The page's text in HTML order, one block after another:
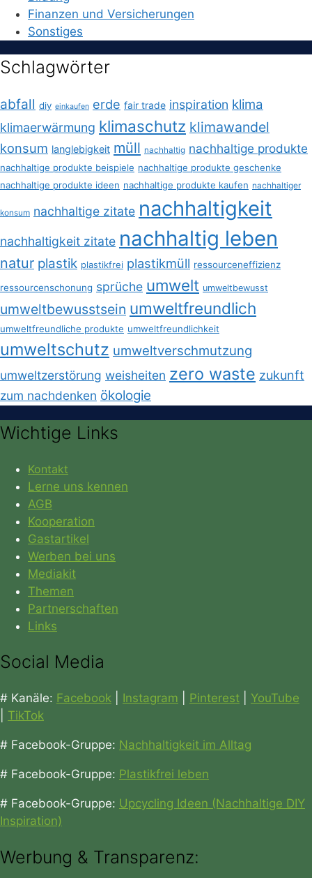
Finanzen und Versicherungen
Sonstiges
Schlagwörter
abfall diy einkaufen erde fair trade inspiration klima
klimaerwärmung klimaschutz klimawandel
konsum langlebigkeit müll nachhaltig nachhaltige produkte
nachhaltige produkte beispiele nachhaltige produkte geschenke
nachhaltige produkte ideen nachhaltige produkte kaufen nachhaltiger
konsum nachhaltige zitate nachhaltigkeit
nachhaltigkeit zitate nachhaltig leben
natur plastik plastikfrei plastikmüll ressourceneffizienz
ressourcenschonung sprüche umwelt umweltbewusst
umweltbewusstsein umweltfreundlich
umweltfreundliche produkte umweltfreundlichkeit
umweltschutz umweltverschmutzung
umweltzerstörung weisheiten zero waste zukunft
zum nachdenken ökologie
Wichtige Links
Kontakt
Lerne uns kennen
AGB
Kooperation
Gastartikel
Werben bei uns
Mediakit
Themen
Partnerschaften
Links
Social Media
# Kanäle: Facebook Instagram Pinterest
YouTube
TikTok
# Facebook-Gruppe: Nachhaltigkeit im Alltag
# Facebook-Gruppe: Plastikfrei leben
# Facebook-Gruppe: Upcycling Ideen (Nachhaltige DIY
Inspiration)
Werbung & Transparenz: